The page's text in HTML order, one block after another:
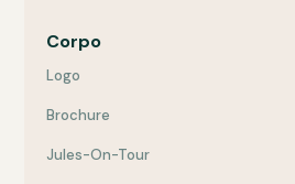
Corpo
Logo
Brochure
Jules-On-Tour